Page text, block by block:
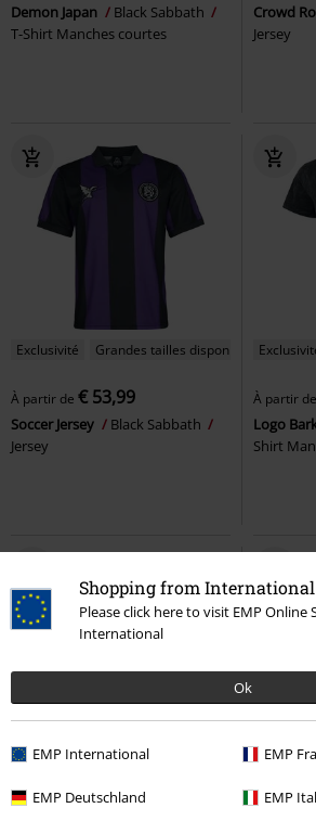
Shopping from International
Please click here to visit EMP
International
Ok
EMP International EMP
EMP Deutschland EMP
Demon Japan
Black Sabbath
T-Shirt Manches courtes
Crowd
Jersey
Exclusivité Grandes tailles disponibles
À partir de € 53,99
Soccer Jersey
Black Sabbath
Jersey
À partir de
Logo
Shirt
Grandes tailles disponibles
€ 26,99
%
€ 21,59